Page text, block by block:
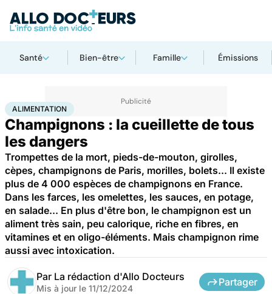
Santé Bien-être Famille Émissions
AccueilSantéMaladies Maladies infectieuses
ALIMENTATION
Champignons : la cueillette de tous
les dangers
Trompettes de la mort, pieds-de-mouton, girolles,
cèpes, champignons de Paris, morilles, bolets... Il existe
plus de 4 000 espèces de champignons en France.
Dans les farces, les omelettes, les sauces, en potage,
en salade... En plus d'être bon, le champignon est un
aliment très sain, peu calorique, riche en fibres, en
vitamines et en oligo-éléments. Mais champignon rime
aussi avec intoxication.
Par La rédaction d'Allo Docteurs
Mis à jour le 11/12/2024
Partager